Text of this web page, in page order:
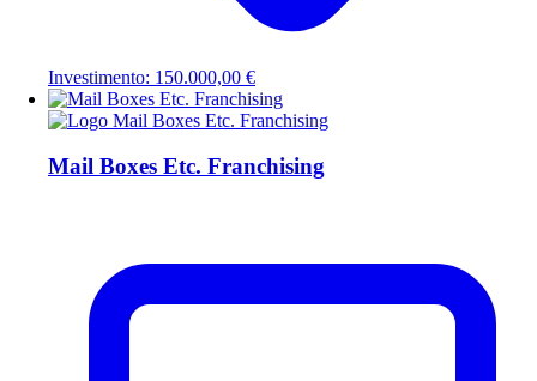
Investimento: 150.000,00 €
Mail Boxes Etc. Franchising